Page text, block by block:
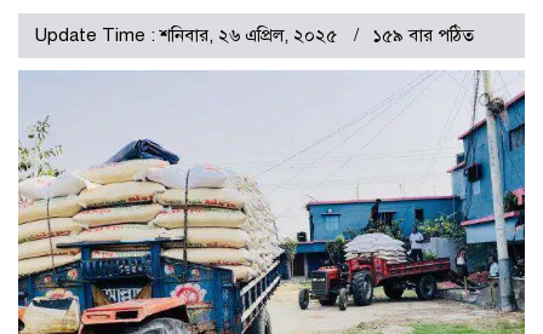
Update Time : শনিবার, ২৬ এপ্রিল, ২০২৫ ১৫৯ বার পঠিত